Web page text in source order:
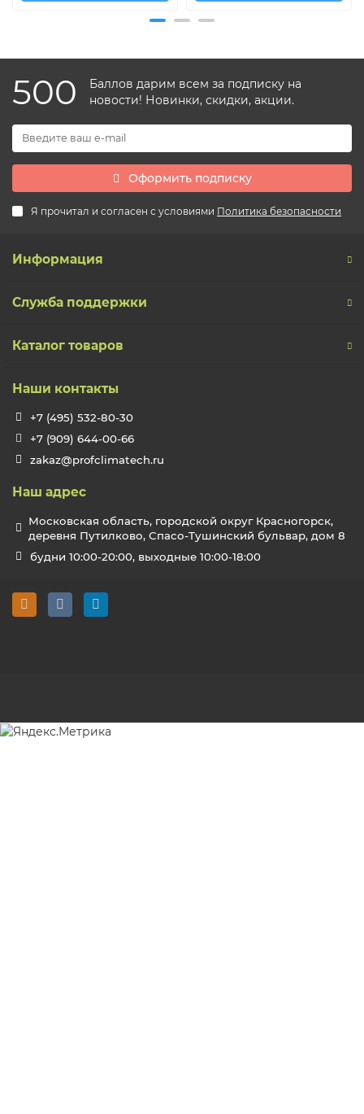
500
Баллов дарим всем за подписку на
новости! Новинки, скидки, акции.
Оформить подписку
Я прочитал и согласен с условиями Политика безопасности
Информация
Служба поддержки
Каталог товаров
Наши контакты
+7 (495) 532-80-30
+7 (909) 644-00-66
zakaz@profclimatech.ru
Наш адрес
Московская область, городской округ Красногорск,
деревня Путилково, Спасо-Тушинский бульвар, дом 8
будни 10:00-20:00, выходные 10:00-18:00